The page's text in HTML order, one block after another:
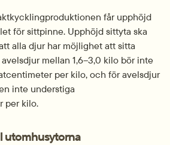
får upphöjd
för sittpinne. Upphöjd sittyta ska
alla djur har möjlighet att sitta
mellan 1,6–3,0 kilo bör inte
per kilo, och för avelsdjur
inte understiga
per kilo.
utomhusytorna